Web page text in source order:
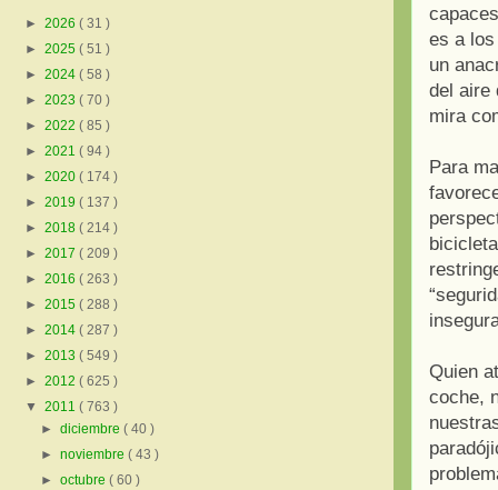
es a
un
del aire
mira
Para
Quien
coche,
► 2026 ( 31 )
► 2025 ( 51 )
► 2024 ( 58 )
► 2023 ( 70 )
► 2022 ( 85 )
► 2021 ( 94 )
► 2020 ( 174 )
► 2019 ( 137 )
► 2018 ( 214 )
► 2017 ( 209 )
► 2016 ( 263 )
► 2015 ( 288 )
► 2014 ( 287 )
► 2013 ( 549 )
► 2012 ( 625 )
▼ 2011 ( 763 )
►diciembre( 40 )
►noviembre( 43 )
►octubre( 60 )